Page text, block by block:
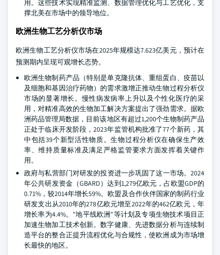
用。这些技术实现精准监测、数据管理优化与工艺优化，支
撑北美在市场中的领导地位。
欧洲生物工艺分析仪市场
欧洲生物工艺分析仪市场在2025年规模达7.623亿美元，预计在
预测期内呈现可观增长态势。
欧洲生物制药产品（特别是单克隆抗体、重组蛋白、疫苗以
及细胞和基因治疗药物）的需求激增正推动生物过程分析仪
市场的显著增长。慢性病发病率上升以及个性化医疗的采
用，对精准高效的生物加工解决方案提出了强劲需求。据欧
洲药品管理局数据，目前该地区有超过1,200个生物制药产品
正处于临床开发阶段，2023年监管机构批准了77个新药，其
中包括39个新型活性物质。生物过程分析仪在确保生产效
率、维持质量标准及满足严格监管要求方面发挥着关键作
用。
政府与私营部门对研发的投资进一步巩固了这一市场。2024
年公共研发资金（GBARD）达到1,279亿欧元，占欧盟GDP的
0.71%，较2014年增长59%。欧盟及合作伙伴国家的制药行业
研发支出从2010年的278亿欧元增至2022年的462亿欧元，年
增长率为4.4%。"地平线欧洲"等计划及专项生物技术项目正
加速生物加工技术创新。数字健康、先进数据分析与连续制
造平台的整合正提升流程优化与合规性，使欧洲成为市场增
长最快的地区。